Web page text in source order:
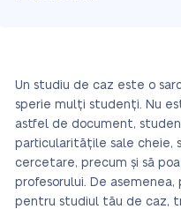
Un studiu de caz este o
sperie mulți studenți. Nu
astfel de document,
particularitățile sale cheie,
cercetare, precum și să
profesorului. De
pentru studiul tău de caz,